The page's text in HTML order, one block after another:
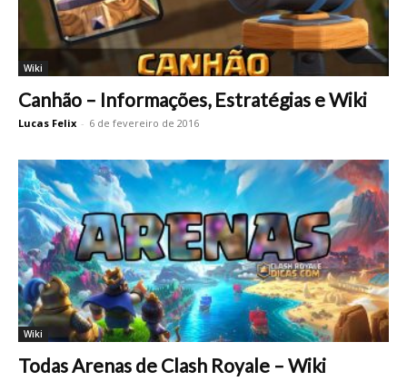
Wiki
Canhão – Informações, Estratégias e Wiki
Lucas Felix - 6 de fevereiro de 2016
Wiki
Todas Arenas de Clash Royale – Wiki